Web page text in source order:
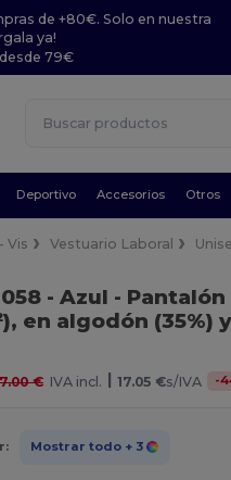
de +80€. Solo en nuestra
ya!
desde 79€
Deportivo Accesorios Otros
Vis Vestuario Laboral
- Azul -
en algodón (35%)
€ IVA incl. | 17.05 €s/IVA -
Mostrar todo + 3